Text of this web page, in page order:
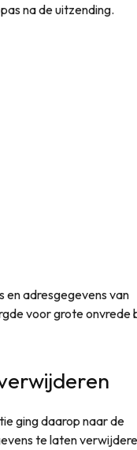
na de uitzending.
en adresgegevens van
voor grote onvrede
ging daarop naar de
te laten